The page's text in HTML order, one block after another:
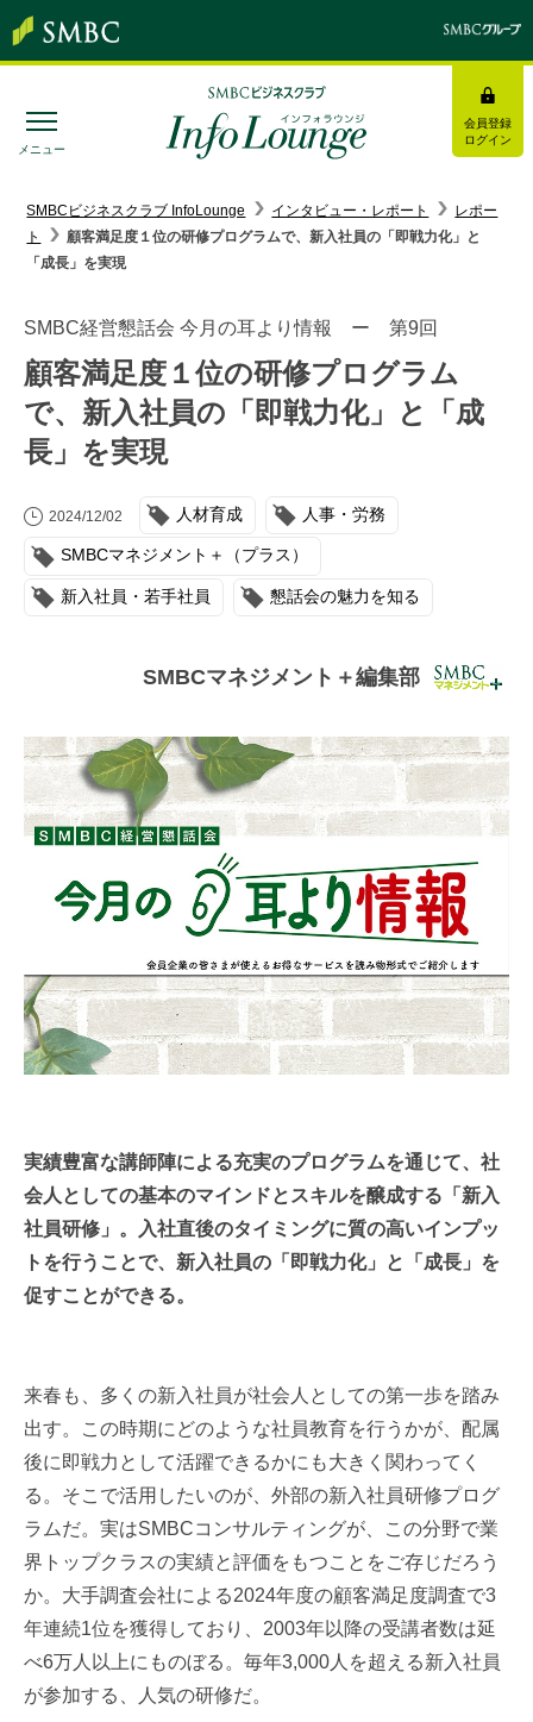
メニュー
会員登録
ログイン
みんなの研修
ログイン/会員登録
トピックス＆インフォメーション
お役立ち情報
インタビュー・レポート
連載・コラム
イベント・セミナー
InfoLoungeとは
利用規約
本サイトのご利用にあたって
運営会社
SMBCビジネスクラブ InfoLounge インタビュー・レポート
レポー
ト
顧客満足度１位の研修プログラムで、新入社員の「即戦力化」と
「成長」を実現
SMBC経営懇話会 今月の耳より情報 ー 第9回
顧客満足度１位の研修プログラム
で、新入社員の「即戦力化」と「成
長」を実現
2024/12/02 人材育成 人事・労務
SMBCマネジメント＋（プラス）
新入社員・若手社員 懇話会の魅力を知る
SMBCマネジメント＋編集部
実績豊富な講師陣による充実のプログラムを通じて、社
会人としての基本のマインドとスキルを醸成する「新入
社員研修」。入社直後のタイミングに質の高いインプッ
トを行うことで、新入社員の「即戦力化」と「成長」を
促すことができる。
来春も、多くの新入社員が社会人としての第一歩を踏み
出す。この時期にどのような社員教育を行うかが、配属
後に即戦力として活躍できるかにも大きく関わってく
る。そこで活用したいのが、外部の新入社員研修プログ
ラムだ。実はSMBCコンサルティングが、この分野で業
界トップクラスの実績と評価をもつことをご存じだろう
か。大手調査会社による2024年度の顧客満足度調査で3
年連続1位を獲得しており、2003年以降の受講者数は延
べ6万人以上にものぼる。毎年3,000人を超える新入社員
が参加する、人気の研修だ。